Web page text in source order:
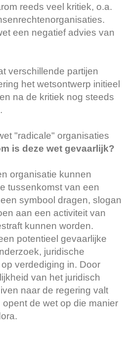
reeds veel kritiek, o.a.
een negatief advies van
verschillende partijen
het wetsontwerp initieel
na de kritiek nog steeds
"radicale" organisaties
is deze wet gevaarlijk?
organisatie kunnen
tussenkomst van een
symbool dragen, slogan
aan een activiteit van
kunnen worden.
potentieel gevaarlijke
juridische
verdediging in. Door
van het juridisch
naar de regering valt
de wet op die manier